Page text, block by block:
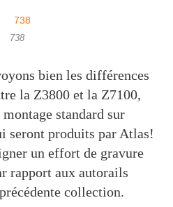
738
bien les différences
la Z3800 et la Z7100,
standard sur
seront produits par Atlas!
un effort de gravure
rapport aux autorails
collection.